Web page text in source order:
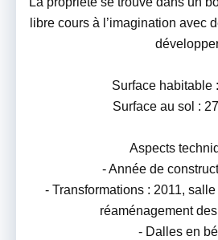
libre cours à l’imagination avec
Surface habitable
Surface au sol :
Aspects
- Année de
- Transformations : 2011,
réaménagement
- Dalles en